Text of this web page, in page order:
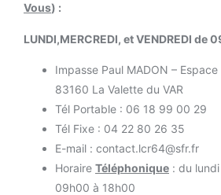
Vous) :
LUNDI,MERCREDI, et VENDREDI de
Impasse Paul MADON – Espace
83160 La Valette du VAR
Tél Portable : 06 18 99 00 29
Tél Fixe : 04 22 80 26 35
E-mail : contact.lcr64@sfr.fr
Horaire Téléphonique : du
09h00 à 18h00